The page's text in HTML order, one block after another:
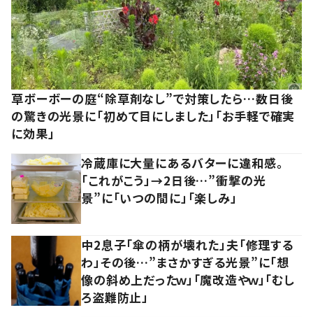
草ボーボーの庭“除草剤なし”で対策したら…数日後
の驚きの光景に「初めて目にしました」「お手軽で確実
に効果」
冷蔵庫に大量にあるバターに違和感。
「これがこう」→2日後…”衝撃の光
景”に「いつの間に」「楽しみ」
中2息子「傘の柄が壊れた」夫「修理する
わ」その後…”まさかすぎる光景”に「想
像の斜め上だったｗ」「魔改造やｗ」「むし
ろ盗難防止」